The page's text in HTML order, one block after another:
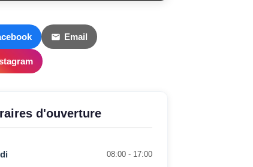
Email
d'ouverture
08:00 - 17:00